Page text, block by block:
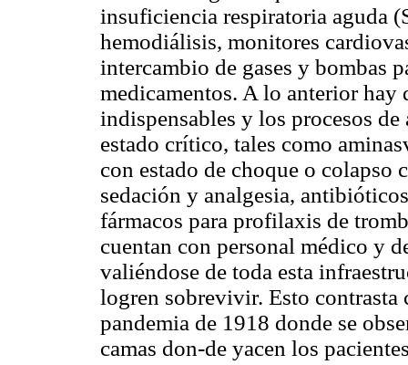
insuficiencia respiratoria aguda
hemodiálisis, monitores
intercambio de gases y bombas
medicamentos. A lo anterior hay
indispensables y los procesos
estado crítico, tales como
con estado de choque o colapso
sedación y analgesia,
fármacos para profilaxis de
cuentan con personal médico y
valiéndose de toda esta
logren sobrevivir. Esto contrasta
pandemia de 1918 donde se
camas don-de yacen los